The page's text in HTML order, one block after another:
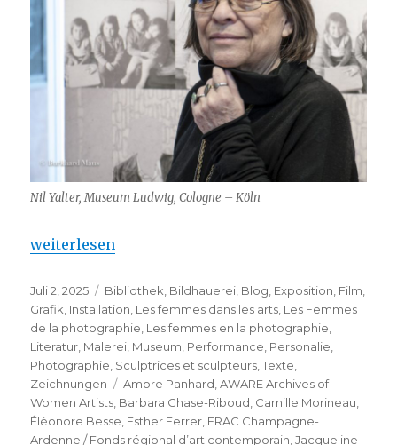
Nil Yalter, Museum Ludwig, Cologne – Köln
„Nil Yalter (et autres) : FRAC Champagne-Ardenne“
weiterlesen
Veröffentlicht
am
Juli 2, 2025 Kategorien
Bibliothek, Bildhauerei, Blog, Exposition, Film,
Grafik, Installation, Les femmes dans les arts, Les Femmes
de la photographie, Les femmes en la photographie,
Literatur, Malerei, Museum, Performance, Personalie,
Photographie, Sculptrices et sculpteurs,Texte,
Zeichnungen
Schlagwörter
Ambre Panhard,AWARE Archives of
Women Artists, Barbara Chase-Riboud, Camille Morineau,
Éléonore Besse, Esther Ferrer, FRAC Champagne-
Ardenne / Fonds régional d’art contemporain,Jacqueline